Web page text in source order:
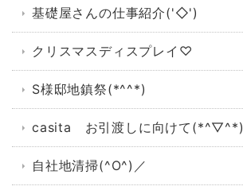
基礎屋さんの仕事紹介('◇')ゞ
クリスマスディスプレイ♡
S様邸地鎮祭(*^^*)
casita お引渡しに向けて(*^▽^*)
自社地清掃(^O^)／